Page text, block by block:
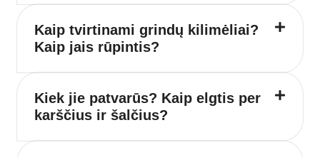
Kaip tvirtinami grindų kilimėliai?
Kaip jais rūpintis?
Kiek jie patvarūs? Kaip elgtis per
karščius ir šalčius?